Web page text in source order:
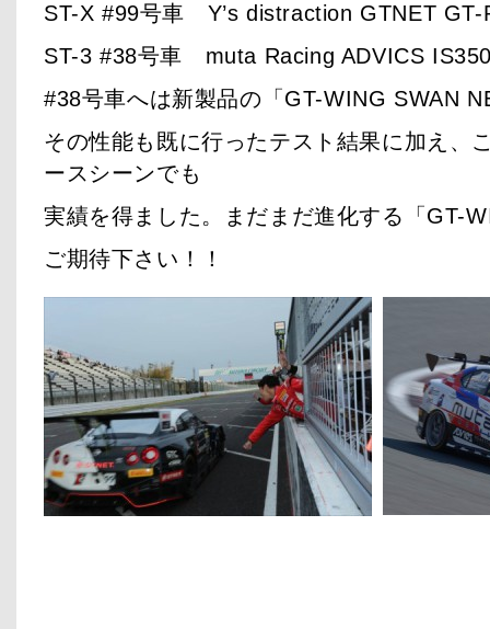
ST-X #99号車 Y’s distraction GTNET GT-
ST-3 #38号車 muta Racing ADVICS
#38号車へは新製品の「GT-WING SWAN
その性能も既に行ったテスト結果に加え、
ースシーンでも
実績を得ました。まだまだ進化する「GT-
ご期待下さい！！